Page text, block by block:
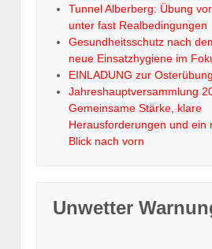
Tunnel Alberberg: Übung
unter fast Realbedingungen
Gesundheitsschutz nach
neue Einsatzhygiene im
EINLADUNG zur
Jahreshauptversammlung
Gemeinsame Stärke, klare
Herausforderungen und ein
Blick nach vorn
Unwetter